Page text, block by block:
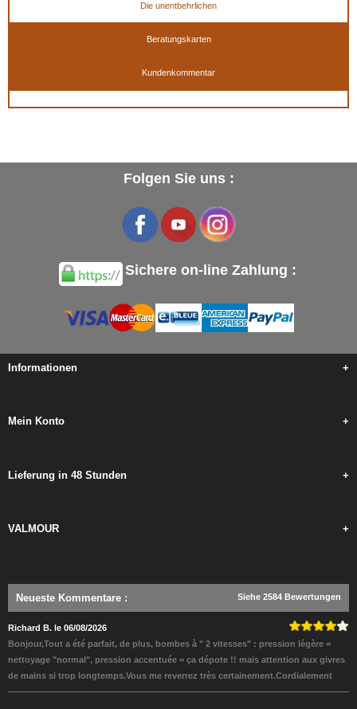
Die unentbehrlichen
Beratungskarten
Kundenkommentar
Folgen Sie uns :
Sichere on-line Zahlung :
Informationen +
Mein Konto +
Lieferung in 48 Stunden +
VALMOUR +
Neueste Kommentare : Siehe 2584 Bewertungen
Richard B. le 06/08/2026
Bonjour,Tout a été parfait, de plus, bombes à " 2 vitesses" : pression légère =
nettoyage "normal", pression accentuée = ça dépote !! mais attention aux givres
de mains si trop longtemps.Vous me reverrez très certainement.Cordialement